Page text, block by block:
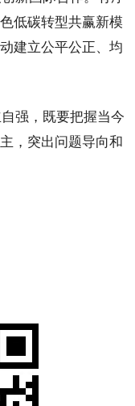
低碳转型共赢新模
建立公平公正、均
强，既要把握当今
，突出问题导向和